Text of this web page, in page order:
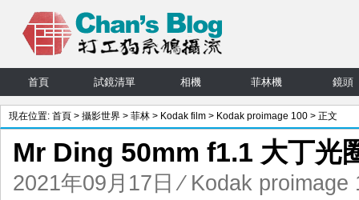
首頁 試鏡清單 相機 菲林機 鏡頭
現在位置: 首頁 > 攝影世界 > 菲林 > Kodak film > Kodak proimage 100 > 正文
Mr Ding 50mm f1.1 大丁光
2021年09月17日 ⁄ Kodak proimage